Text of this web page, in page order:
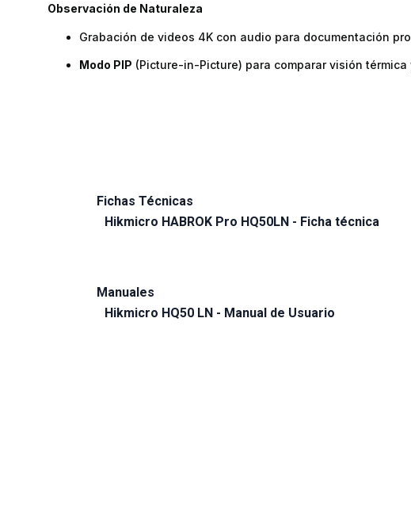
Observación de Naturaleza
Grabación de videos 4K con audio para documentación
Modo PIP (Picture-in-Picture) para comparar visión térmica
Fichas Técnicas
Hikmicro HABROK Pro HQ50LN - Ficha técnica
Manuales
Hikmicro HQ50 LN - Manual de Usuario